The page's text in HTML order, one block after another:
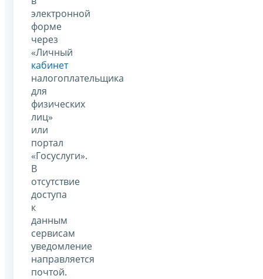
электронной
форме
через
«Личный
кабинет
налогоплательщика
для
физических
лиц»
или
портал
«Госуслуги».
В
отсутствие
доступа
к
данным
сервисам
уведомление
направляется
почтой.